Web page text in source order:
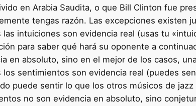
en Arabia Saudita, o que Bill Clinton fue
tengas razón. Las excepciones existen
las intuiciones son evidencia real (usas tu
para saber qué hará su oponente a
en absoluto, sino en el mejor de los casos,
los sentimientos son evidencia real (puedes
puede sentir lo que los otros músicos de
no son evidencia en absoluto, sino